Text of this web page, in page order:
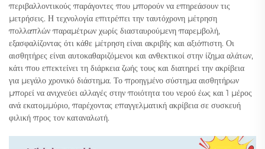
περιβαλλοντικούς παράγοντες που μπορούν να επηρεάσουν τις
μετρήσεις. Η τεχνολογία επιτρέπει την ταυτόχρονη μέτρηση
πολλαπλών παραμέτρων χωρίς διασταυρούμενη παρεμβολή,
εξασφαλίζοντας ότι κάθε μέτρηση είναι ακριβής και αξιόπιστη. Οι
αισθητήρες είναι αυτοκαθαριζόμενοι και ανθεκτικοί στην ίζημα αλάτων,
κάτι που επεκτείνει τη διάρκεια ζωής τους και διατηρεί την ακρίβεια
για μεγάλο χρονικό διάστημα. Το προηγμένο σύστημα αισθητήρων
μπορεί να ανιχνεύει αλλαγές στην ποιότητα του νερού έως και 1 μέρος
ανά εκατομμύριο, παρέχοντας επαγγελματική ακρίβεια σε συσκευή
φιλική προς τον καταναλωτή.